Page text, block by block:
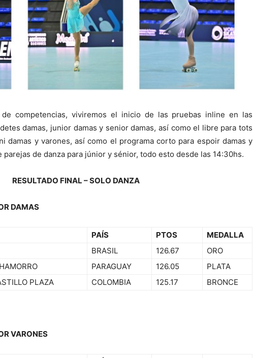
competencias, viviremos el inicio de las pruebas inline en las
damas, junior damas y senior damas, así como el libre para tots
damas y varones, así como el programa corto para espoir damas y
de danza para júnior y sénior, todo esto desde las 14:30hs.
RESULTADO FINAL – SOLO DANZA
DAMAS
PAÍS PTOS
MEDALLA
BRASIL 126.67
ORO
PARAGUAY 126.05
PLATA
PLAZA COLOMBIA 125.17 BRONCE
VARONES